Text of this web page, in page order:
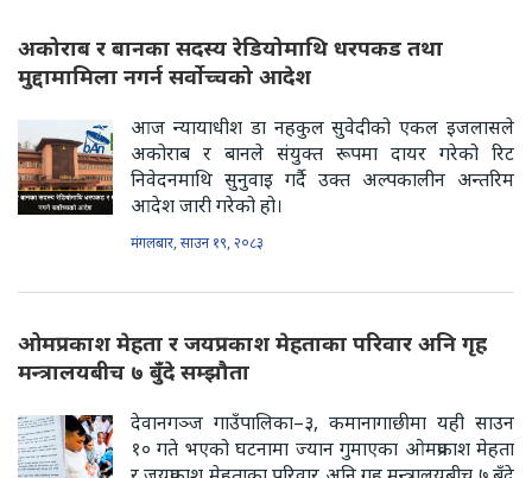
अकोराब र बानका सदस्य रेडियोमाथि धरपकड तथा
मुद्दामामिला नगर्न सर्वोच्चको आदेश
आज न्यायाधीश डा नहकुल सुवेदीको एकल इजलासले
अकोराब र बानले संयुक्त रूपमा दायर गरेको रिट
निवेदनमाथि सुनुवाइ गर्दै उक्त अल्पकालीन अन्तरिम
आदेश जारी गरेको हो।
मंगलबार, साउन १९, २०८३
ओमप्रकाश मेहता र जयप्रकाश मेहताका परिवार अनि गृह
मन्त्रालयबीच ७ बुँदे सम्झौता
देवानगञ्ज गाउँपालिका–३, कमानागाछीमा यही साउन
१० गते भएको घटनामा ज्यान गुमाएका ओमप्रकाश मेहता